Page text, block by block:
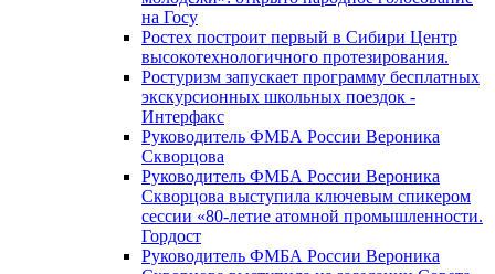
на Госу
Ростех построит первый в Сибири Центр
высокотехнологичного протезирования.
Ростуризм запускает программу бесплатных
экскурсионных школьных поездок -
Интерфакс
Руководитель ФМБА России Вероника
Скворцова
Руководитель ФМБА России Вероника
Скворцова выступила ключевым спикером
сессии «80-летие атомной промышленности.
Гордост
Руководитель ФМБА России Вероника